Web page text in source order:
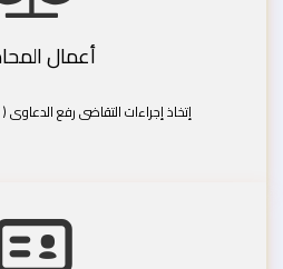
أعمال
إتخاذ إجراءات التقاضى رفع الدعاوى (